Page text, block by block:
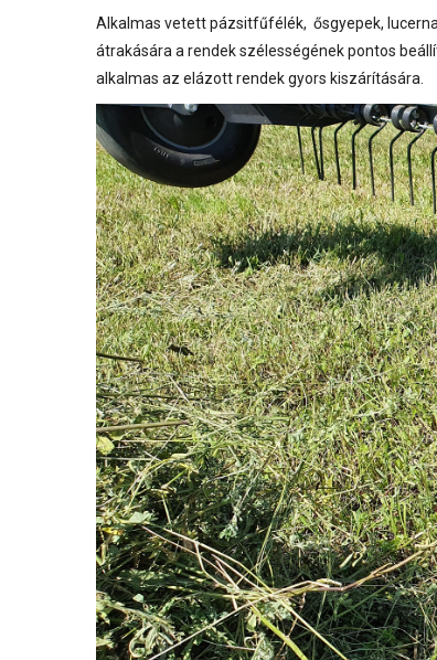
Alkalmas vetett pázsitfűfélék, ősgyepek,
átrakására a rendek szélességének pontos
alkalmas az elázott rendek gyors kiszárítására.